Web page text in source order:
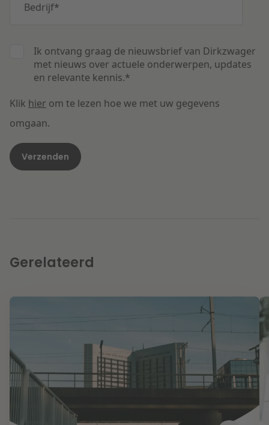
Bedrijf*
Ik ontvang graag de nieuwsbrief van Dirkzwager
met nieuws over actuele onderwerpen, updates
en relevante kennis.*
Klik hier om te lezen hoe we met uw gegevens
omgaan.
Gerelateerd